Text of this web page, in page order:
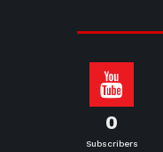
0
Subscribers